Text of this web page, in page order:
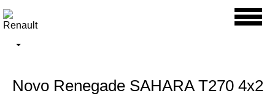
Novo Renegade SAHARA T270 4x2